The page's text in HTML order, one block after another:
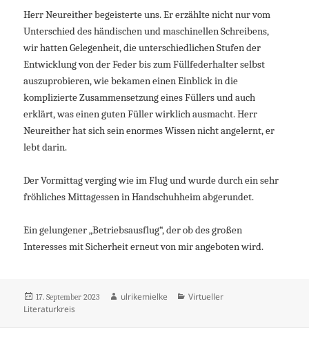
Herr Neureither begeisterte uns. Er erzählte nicht nur vom
Unterschied des händischen und maschinellen Schreibens,
wir hatten Gelegenheit, die unterschiedlichen Stufen der
Entwicklung von der Feder bis zum Füllfederhalter selbst
auszuprobieren, wie bekamen einen Einblick in die
komplizierte Zusammensetzung eines Füllers und auch
erklärt, was einen guten Füller wirklich ausmacht. Herr
Neureither hat sich sein enormes Wissen nicht angelernt, er
lebt darin.
Der Vormittag verging wie im Flug und wurde durch ein sehr
fröhliches Mittagessen in Handschuhheim abgerundet.
Ein gelungener „Betriebsausflug“, der ob des großen
Interesses mit Sicherheit erneut von mir angeboten wird.
Veröffentlicht
am
17. September 2023 Autor
ulrikemielke Kategorien
Virtueller
Literaturkreis